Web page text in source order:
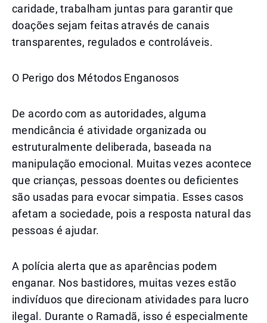
caridade, trabalham juntas para garantir que
doações sejam feitas através de canais
transparentes, regulados e controláveis.
O Perigo dos Métodos Enganosos
De acordo com as autoridades, alguma
mendicância é atividade organizada ou
estruturalmente deliberada, baseada na
manipulação emocional. Muitas vezes acontece
que crianças, pessoas doentes ou deficientes
são usadas para evocar simpatia. Esses casos
afetam a sociedade, pois a resposta natural das
pessoas é ajudar.
A polícia alerta que as aparências podem
enganar. Nos bastidores, muitas vezes estão
indivíduos que direcionam atividades para lucro
ilegal. Durante o Ramadã, isso é especialmente